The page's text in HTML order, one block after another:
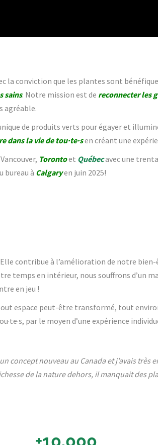
la conviction que les plantes sont
sains. Notre mission est de reconnecter les
agréable.
de produits verts pour égayer et
dans la vie de tou·te·sen créant une
Torontoet Québecavec une
bureau à Calgaryen juin 2025!
contribue à l’amélioration de notre
temps en intérieur, nous souffrons d’un
en jeu !
espace peut-être transformé, tout
par le moyen d’une expérience
concept nouveau au Canada et j’avais
de la nature dehors, il manquait des
+10,000